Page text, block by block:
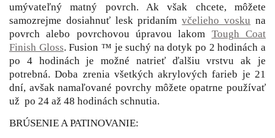
umývateľný matný povrch. Ak však chcete, môžete
samozrejme dosiahnuť lesk pridanímvčelieho vosku na
povrch alebo povrchovou úpravou lakom Tough Coat
Finish Gloss. Fusion ™ je suchý na dotyk po 2 hodinách a
po 4 hodinách je možné natrieť ďalšiu vrstvu ak je
potrebná. Doba zrenia všetkých akrylových farieb je 21
dní, avšak namaľované povrchy môžete opatrne používať
už po 24 až 48 hodinách schnutia.
BRÚSENIE A PATINOVANIE: